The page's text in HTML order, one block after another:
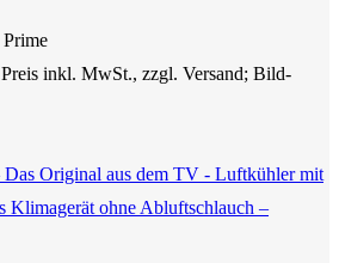
Preis inkl. MwSt., zzgl. Versand; Bild-